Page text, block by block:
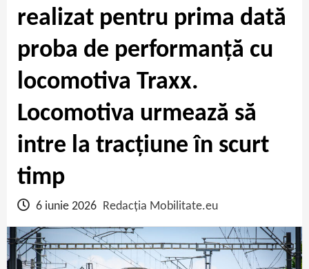
realizat pentru prima dată
proba de performanță cu
locomotiva Traxx.
Locomotiva urmează să
intre la tracțiune în scurt
timp
6 iunie 2026 Redacția Mobilitate.eu